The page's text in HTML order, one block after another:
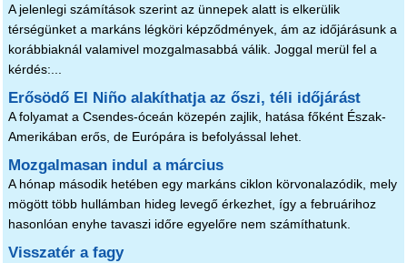
A jelenlegi számítások szerint az ünnepek alatt is elkerülik
térségünket a markáns légköri képződmények, ám az időjárásunk a
korábbiaknál valamivel mozgalmasabbá válik. Joggal merül fel a
kérdés:...
Erősödő El Niño alakíthatja az őszi, téli időjárást
A folyamat a Csendes-óceán közepén zajlik, hatása főként Észak-
Amerikában erős, de Európára is befolyással lehet.
Mozgalmasan indul a március
A hónap második hetében egy markáns ciklon körvonalazódik, mely
mögött több hullámban hideg levegő érkezhet, így a februárihoz
hasonlóan enyhe tavaszi időre egyelőre nem számíthatunk.
Visszatér a fagy